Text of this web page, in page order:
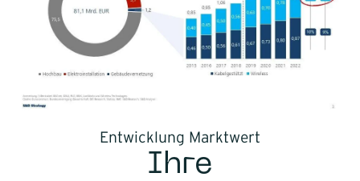
Entwicklung Marktwert
Ihre